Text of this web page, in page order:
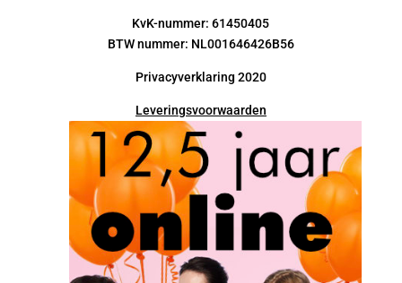
KvK-nummer: 61450405
BTW nummer: NL001646426B56
Privacyverklaring 2020
Leveringsvoorwaarden